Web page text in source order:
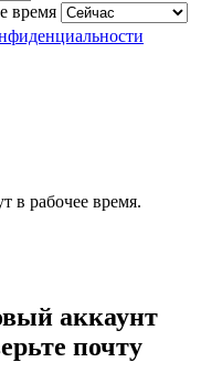
время
в рабочее время.
аккаунт
почту